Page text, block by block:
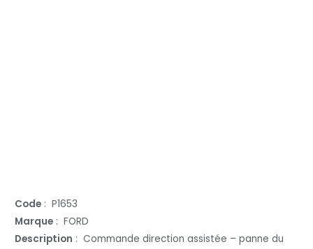
Code : P1653
Marque : FORD
Description : Commande direction assistée – panne du